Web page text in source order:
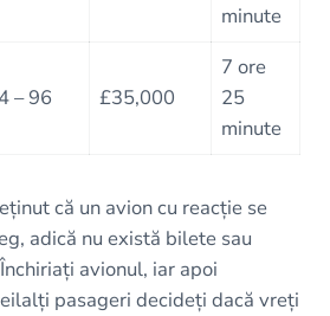
minute
4 – 96 £35,000
7 ore
25
minute
că un avion cu reacție se
adică nu există bilete sau
avionul, iar apoi
pasageri decideți dacă vreți